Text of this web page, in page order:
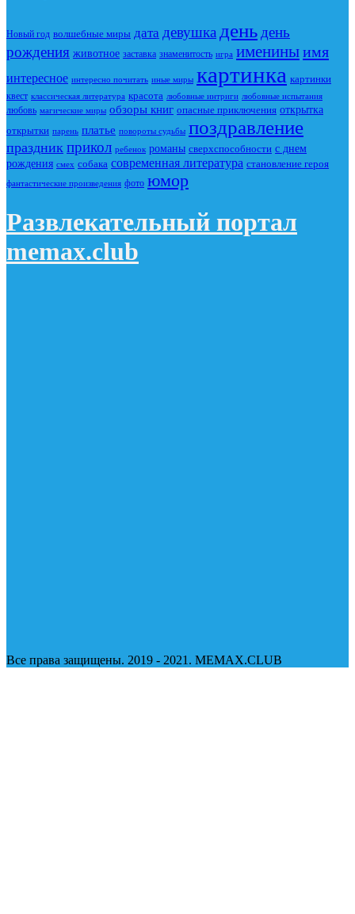
Новый год волшебные миры дата девушка день день
рождения животное заставка знаменитость игра имениныимя
интересное интересно почитать иные миры картинка картинки
квест классическая литература красота любовные интриги любовные испытания
любовь магические миры обзоры книг опасные приключения открытка
открытки парень платье повороты судьбы поздравление
праздник прикол ребенок романы сверхспособности с днем
рождения смех собака современная литература становление героя
фантастические произведения фото юмор
Развлекательный портал
memax.club
Все права защищены. 2019 - 2021. MEMAX.CLUB